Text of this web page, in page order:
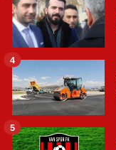
4
5